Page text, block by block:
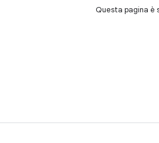
Questa pagina è